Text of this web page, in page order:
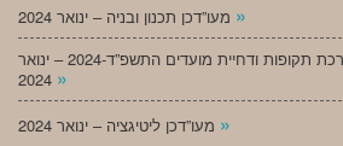
»
מעו”דכן רגולציה – צו הארכת תקופות ודחיית מועדים התשפ”ד-2024 – ינואר
»
»